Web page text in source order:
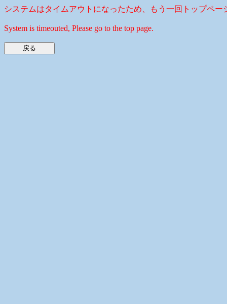
システムはタイムアウトになったため、もう一回トップペー
System is timeouted, Please go to the top page.